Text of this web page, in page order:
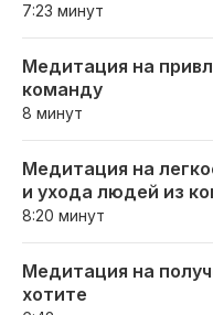
7:23 минут
Медитация на
команду
8 минут
Медитация на
и ухода людей из
8:20 минут
Медитация на
хотите